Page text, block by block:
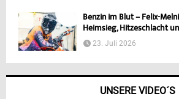
Benzin im Blut – Felix-
Heimsieg, Hitzeschlacht
23. Juli 2026
UNSERE VIDEO´S